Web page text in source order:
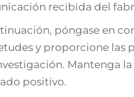
recibida del
póngase en
y proporcione las
Mantenga
positivo.